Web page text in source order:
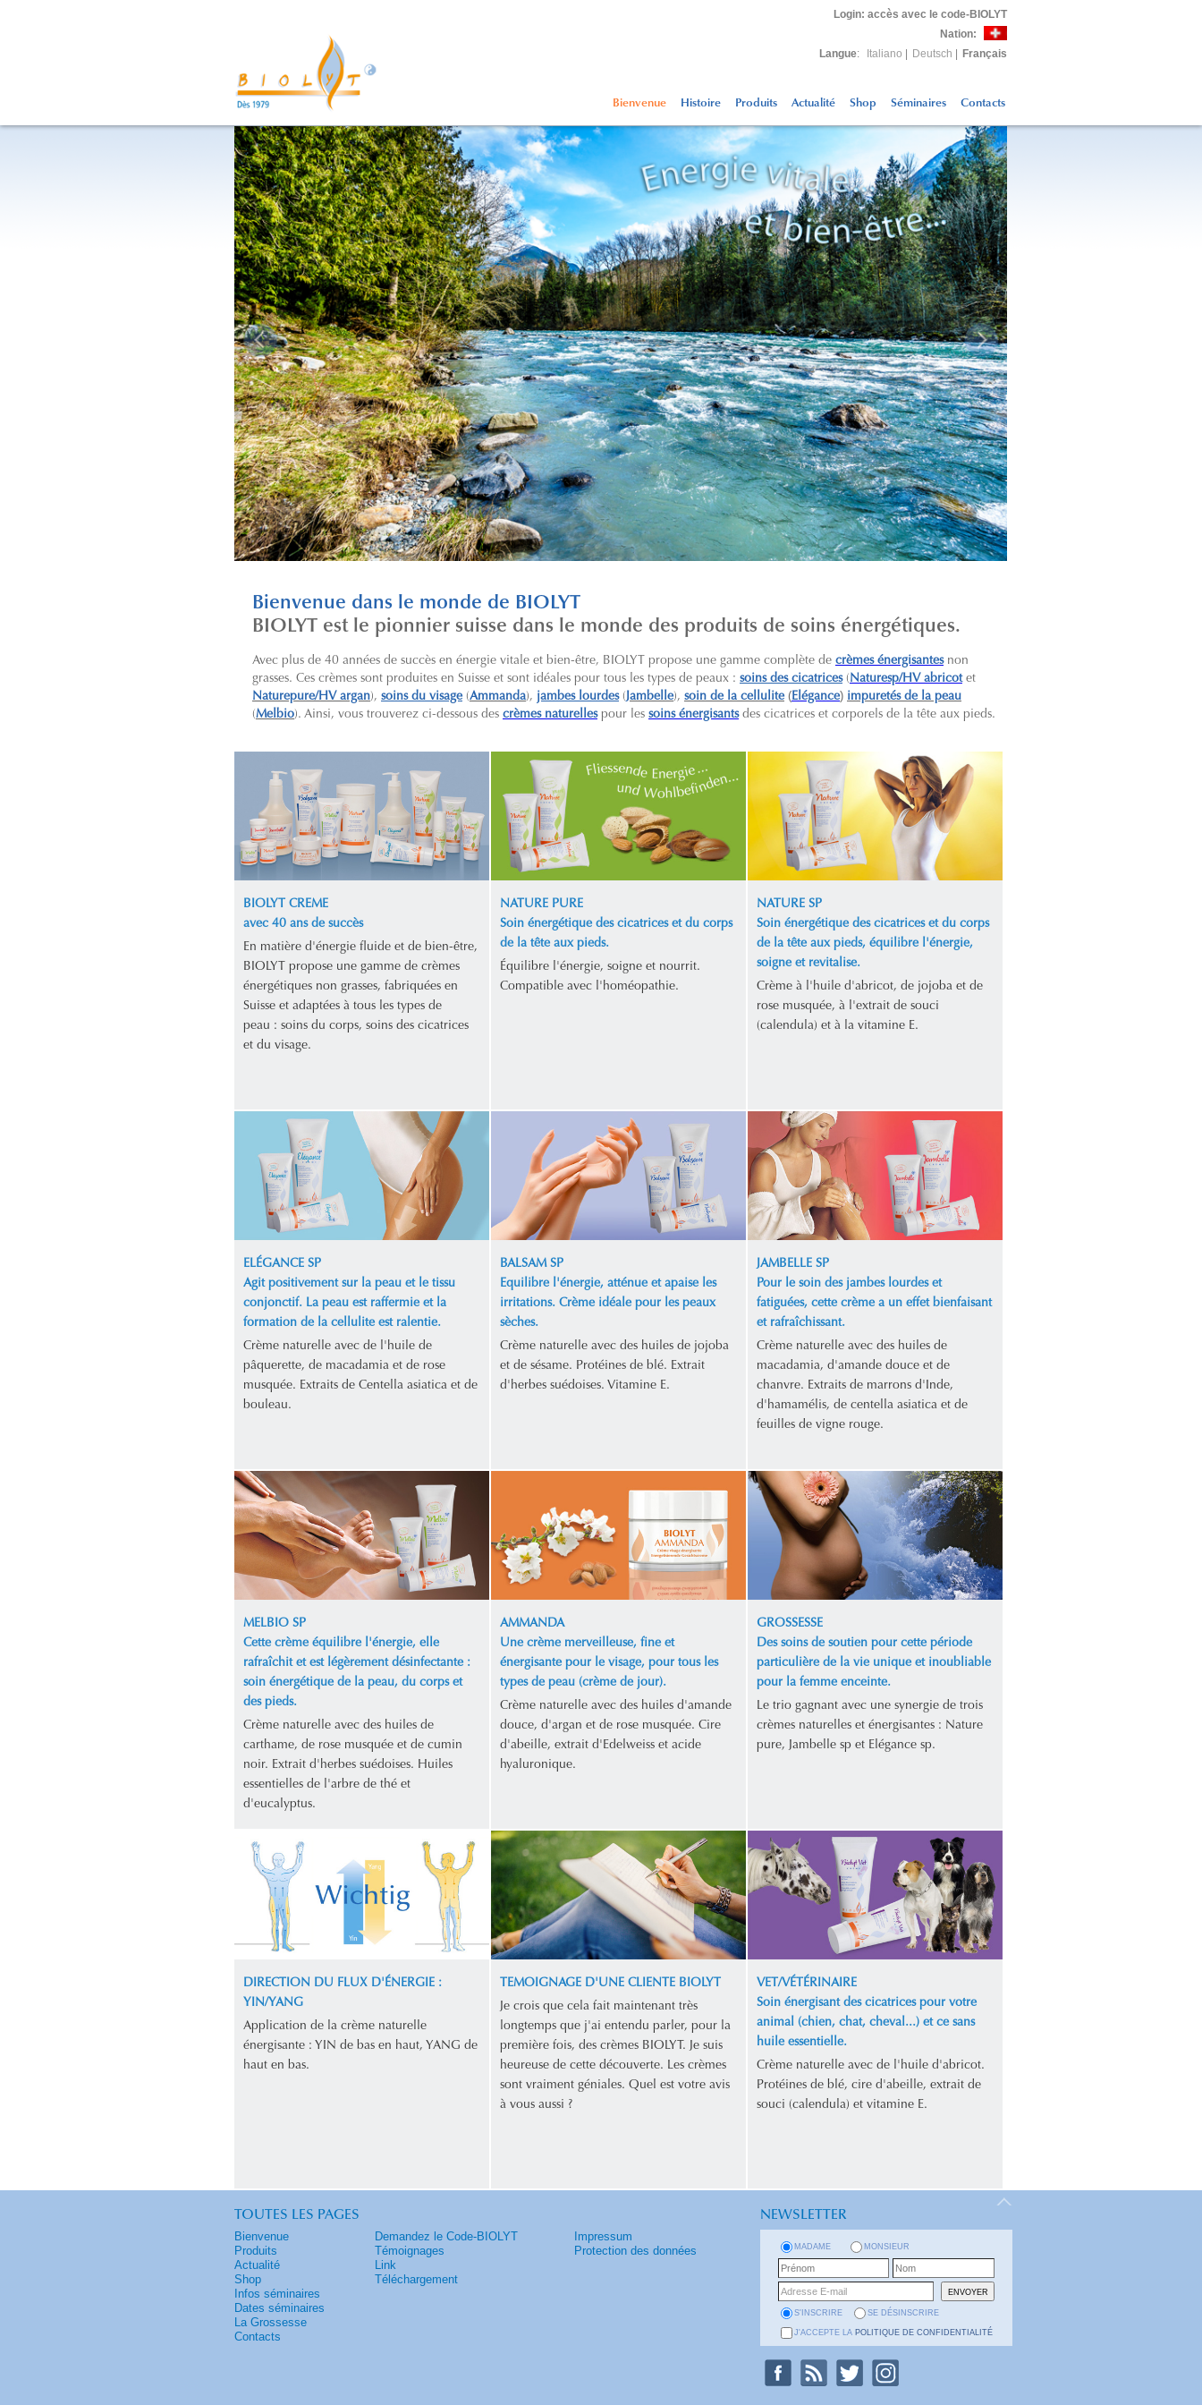
Login: accès avec le code-BIOLYT
Nation:
Langue: Italiano Deutsch Français
Bienvenue Histoire Produits Actualité Shop Séminaires Contacts
Bienvenue dans le monde de BIOLYT
BIOLYT est le pionnier suisse dans le monde des produits de soins énergétiques.
Avec plus de 40 années de succès en énergie vitale et bien-être, BIOLYT propose une gamme complète de crèmes énergisantesnon
grasses. Ces crèmes sont produites en Suisse et sont idéales pour tous les types de peaux : soins des cicatrices(Naturesp/HV abricotet
Naturepure/HV argan), soins du visage(Ammanda), jambes lourdes(Jambelle), soin de la cellulite(Elégance) impuretés de la peau
(Melbio). Ainsi, vous trouverez ci-dessous des crèmes naturelles pour les soins énergisantsdes cicatrices et corporels de la tête aux pieds.
BIOLYT CREME
avec 40 ans de succès
En matière d'énergie fluide et de bien-être,
BIOLYT propose une gamme de crèmes
énergétiques non grasses, fabriquées en
Suisse et adaptées à tous les types de
peau : soins du corps, soins des cicatrices
et du visage.
NATURE PURE
Soin énergétique des cicatrices et du corps
de la tête aux pieds.
Équilibre l'énergie, soigne et nourrit.
Compatible avec l'homéopathie.
NATURE SP
Soin énergétique des cicatrices et du corps
de la tête aux pieds, équilibre l'énergie,
soigne et revitalise.
Crème à l'huile d'abricot, de jojoba et de
rose musquée, à l'extrait de souci
(calendula) et à la vitamine E.
ELÉGANCE SP
Agit positivement sur la peau et le tissu
conjonctif. La peau est raffermie et la
formation de la cellulite est ralentie.
Crème naturelle avec de l'huile de
pâquerette, de macadamia et de rose
musquée. Extraits de Centella asiatica et de
bouleau.
BALSAM SP
Equilibre l'énergie, atténue et apaise les
irritations. Crème idéale pour les peaux
sèches.
Crème naturelle avec des huiles de jojoba
et de sésame. Protéines de blé. Extrait
d'herbes suédoises. Vitamine E.
JAMBELLE SP
Pour le soin des jambes lourdes et
fatiguées, cette crème a un effet bienfaisant
et rafraîchissant.
Crème naturelle avec des huiles de
macadamia, d'amande douce et de
chanvre. Extraits de marrons d'Inde,
d'hamamélis, de centella asiatica et de
feuilles de vigne rouge.
MELBIO SP
Cette crème équilibre l'énergie, elle
rafraîchit et est légèrement désinfectante :
soin énergétique de la peau, du corps et
des pieds.
Crème naturelle avec des huiles de
carthame, de rose musquée et de cumin
noir. Extrait d'herbes suédoises. Huiles
essentielles de l'arbre de thé et
d'eucalyptus.
AMMANDA
Une crème merveilleuse, fine et
énergisante pour le visage, pour tous les
types de peau (crème de jour).
Crème naturelle avec des huiles d'amande
douce, d'argan et de rose musquée. Cire
d'abeille, extrait d'Edelweiss et acide
hyaluronique.
GROSSESSE
Des soins de soutien pour cette période
particulière de la vie unique et inoubliable
pour la femme enceinte.
Le trio gagnant avec une synergie de trois
crèmes naturelles et énergisantes : Nature
pure, Jambelle sp et Elégance sp.
DIRECTION DU FLUX D'ÉNERGIE :
YIN/YANG
Application de la crème naturelle
énergisante : YIN de bas en haut, YANG de
haut en bas.
TEMOIGNAGE D'UNE CLIENTE BIOLYT
Je crois que cela fait maintenant très
longtemps que j'ai entendu parler, pour la
première fois, des crèmes BIOLYT. Je suis
heureuse de cette découverte. Les crèmes
sont vraiment géniales. Quel est votre avis
à vous aussi ?
VET/VÉTÉRINAIRE
Soin énergisant des cicatrices pour votre
animal (chien, chat, cheval...) et ce sans
huile essentielle.
Crème naturelle avec de l'huile d'abricot.
Protéines de blé, cire d'abeille, extrait de
souci (calendula) et vitamine E.
TOUTES LES PAGES
Bienvenue
Produits
Actualité
Shop
Infos séminaires
Dates séminaires
La Grossesse
Contacts
Demandez le Code-BIOLYT
Témoignages
Link
Téléchargement
Impressum
Protection des données
NEWSLETTER
MADAME MONSIEUR
S'INSCRIRE SE DÉSINSCRIRE
J'ACCEPTE LA POLITIQUE DE CONFIDENTIALITÉ